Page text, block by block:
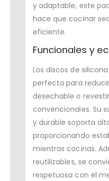
y adaptable, este
hace que cocinar
eficiente.
Funcionales y
Los discos de
perfecta para
desechable o
convencionales. Su
y durable soporta
proporcionando
mientras cocinas.
reutilizables, se
respetuosa con el